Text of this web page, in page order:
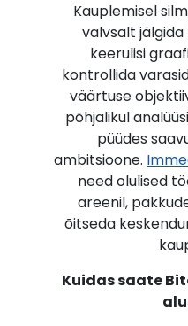
Kauplemisel
valvsalt
keerulisi
kontrollida
väärtuse
põhjalikul
püüdes
ambitsioone.
need olulised
areenil,
õitseda
Kuidas saate